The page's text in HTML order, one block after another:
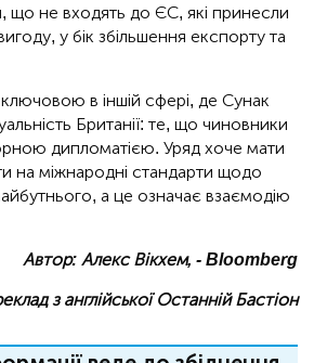
що не входять до ЄС, які принесли
у бік збільшення експорту та
в іншій сфері, де Сунак
Британії: те, що чиновники
дипломатією. Уряд хоче мати
на міжнародні стандарти щодо
а це означає взаємодію
Автор: Алекс Вікхем, - Bloomberg
з англійської Останній Бастіон